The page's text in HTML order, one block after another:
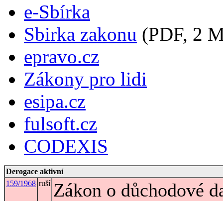
e-Sbírka
Sbirka zakonu (PDF, 2
epravo.cz
Zákony pro lidi
esipa.cz
fulsoft.cz
CODEXIS
Derogace aktivní
159/1968 ruší Zákon o důchodové